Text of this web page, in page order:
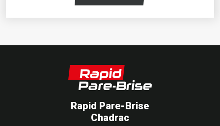
Rapid Pare-Brise
Chadrac